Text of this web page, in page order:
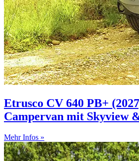
Etrusco CV 640 PB+
Campervan mit Skyview
Mehr Infos »